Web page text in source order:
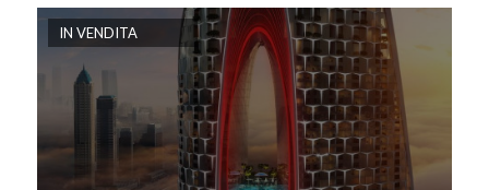
IN VENDITA